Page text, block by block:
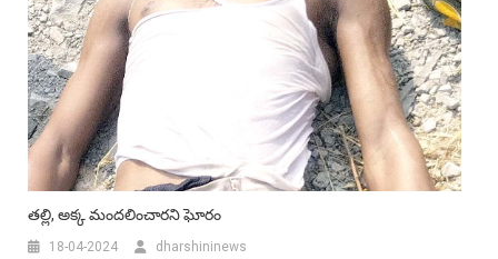
తల్లి, అక్క మందలించారని ఘోరం
18-04-2024 dharshininews